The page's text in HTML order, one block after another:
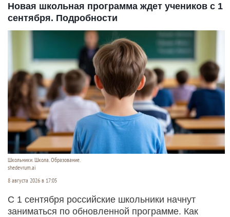
Новая школьная программа ждет учеников с 1
сентября. Подробности
Школьники. Школа. Образование.
shedevrum.ai
8 августа 2026 в 17:05
С 1 сентября российские школьники начнут
заниматься по обновленной программе. Как